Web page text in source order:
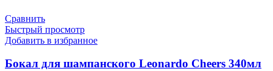
Сравнить
Быстрый просмотр
Добавить в избранное
Бокал для шампанского Leonardo Cheers 340мл